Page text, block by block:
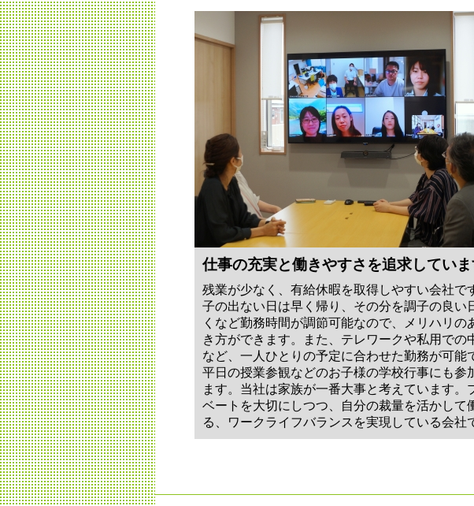
仕事の充実と働きやすさを追求してい
残業が少なく、有給休暇を取得しやすい会社で
子の出ない日は早く帰り、その分を調子の良い
くなど勤務時間が調節可能なので、メリハリの
き方ができます。また、テレワークや私用での
など、一人ひとりの予定に合わせた勤務が可能
平日の授業参観などのお子様の学校行事にも参
ます。当社は家族が一番大事と考えています。
ベートを大切にしつつ、自分の裁量を活かして
る、ワークライフバランスを実現している会社